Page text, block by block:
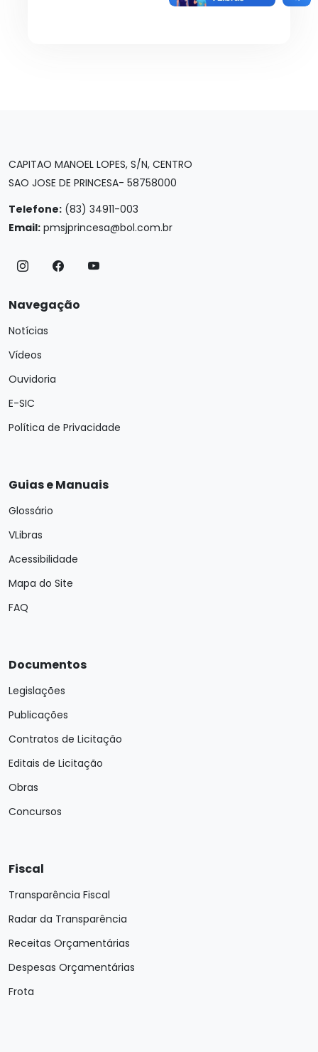
CAPITAO MANOEL LOPES, S/N, CENTRO
SAO JOSE DE PRINCESA- 58758000
Telefone: (83) 34911-003
Email: pmsjprincesa@bol.com.br
Navegação
Notícias
Vídeos
Ouvidoria
E-SIC
Política de Privacidade
Guias e Manuais
Glossário
VLibras
Acessibilidade
Mapa do Site
FAQ
Documentos
Legislações
Publicações
Contratos de Licitação
Editais de Licitação
Obras
Concursos
Fiscal
Transparência Fiscal
Radar da Transparência
Receitas Orçamentárias
Despesas Orçamentárias
Frota